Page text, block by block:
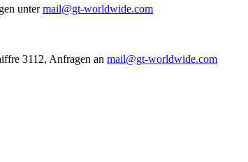
untermail@gt-worldwide.com
3112, Anfragen an mail@gt-worldwide.com